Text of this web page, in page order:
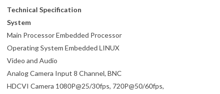
Technical Specification
System
Main Processor Embedded Processor
Operating System Embedded LINUX
Video and Audio
Analog Camera Input 8 Channel, BNC
HDCVI Camera 1080P@25/30fps, 720P@50/60fps,